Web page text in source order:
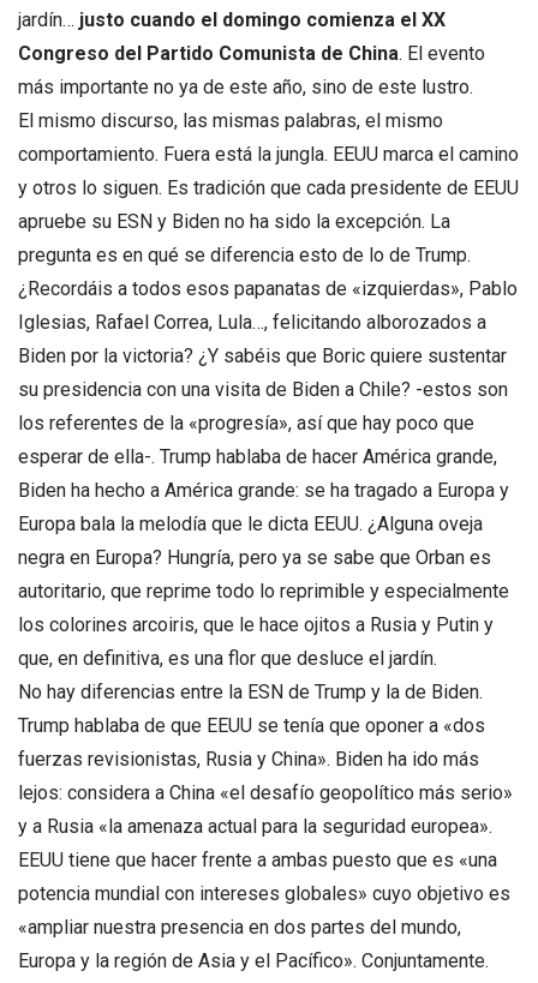
jardín… justo cuando el domingo comienza el XX
Congreso del Partido Comunista de China. El evento
más importante no ya de este año, sino de este lustro.
El mismo discurso, las mismas palabras, el mismo
comportamiento. Fuera está la jungla. EEUU marca el camino
y otros lo siguen. Es tradición que cada presidente de EEUU
apruebe su ESN y Biden no ha sido la excepción. La
pregunta es en qué se diferencia esto de lo de Trump.
¿Recordáis a todos esos papanatas de «izquierdas», Pablo
Iglesias, Rafael Correa, Lula…, felicitando alborozados a
Biden por la victoria? ¿Y sabéis que Boric quiere sustentar
su presidencia con una visita de Biden a Chile? -estos son
los referentes de la «progresía», así que hay poco que
esperar de ella-. Trump hablaba de hacer América grande,
Biden ha hecho a América grande: se ha tragado a Europa y
Europa bala la melodía que le dicta EEUU. ¿Alguna oveja
negra en Europa? Hungría, pero ya se sabe que Orban es
autoritario, que reprime todo lo reprimible y especialmente
los colorines arcoiris, que le hace ojitos a Rusia y Putin y
que, en definitiva, es una flor que desluce el jardín.
No hay diferencias entre la ESN de Trump y la de Biden.
Trump hablaba de que EEUU se tenía que oponer a «dos
fuerzas revisionistas, Rusia y China». Biden ha ido más
lejos: considera a China «el desafío geopolítico más serio»
y a Rusia «la amenaza actual para la seguridad europea».
EEUU tiene que hacer frente a ambas puesto que es «una
potencia mundial con intereses globales» cuyo objetivo es
«ampliar nuestra presencia en dos partes del mundo,
Europa y la región de Asia y el Pacífico». Conjuntamente.